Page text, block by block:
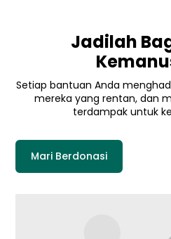
Jadilah
Setiap bantuan Anda
mereka yang rentan, dan
terdampak untuk
Mari Berdonasi